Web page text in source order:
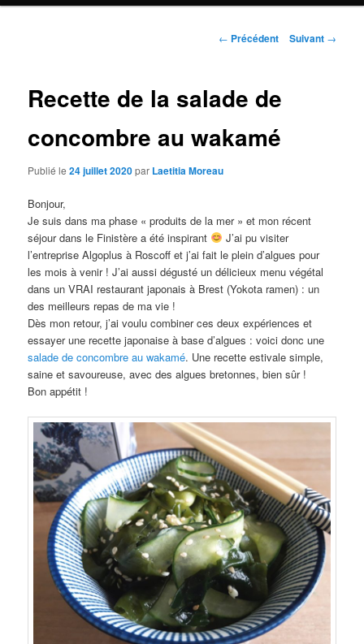
Navigation
← Précédent Suivant →
Recette de la salade de
concombre au wakamé
Publié le24 juillet 2020par Laetitia Moreau
Bonjour,
Je suis dans ma phase « produits de la mer » et mon récent
séjour dans le Finistère a été inspirant
J’ai pu visiter
l’entreprise Algoplus à Roscoff et j’ai fait le plein d’algues pour
les mois à venir ! J’ai aussi dégusté un délicieux menu végétal
dans un VRAI restaurant japonais à Brest (Yokota ramen) : un
des meilleurs repas de ma vie !
Dès mon retour, j’ai voulu combiner ces deux expériences et
essayer une recette japonaise à base d’algues : voici donc une
salade de concombre au wakamé. Une recette estivale simple,
saine et savoureuse, avec des algues bretonnes, bien sûr !
Bon appétit !